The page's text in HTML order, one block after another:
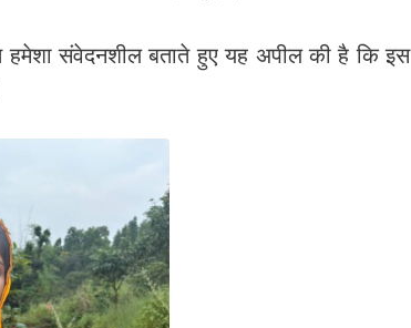
हमेशा संवेदनशील बताते हुए यह अपील की है कि इस